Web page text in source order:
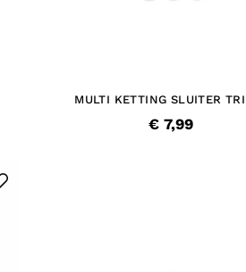
MULTI KETTING SLUITER
€ 7,99